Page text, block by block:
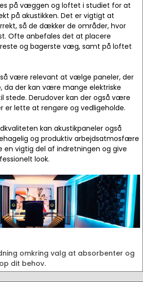
på væggen og loftet i studiet for at
på akustikken. Det er vigtigt at
så de dækker de områder, hvor
Ofte anbefales det at placere
og bagerste væg, samt på loftet
være relevant at vælge paneler, der
der kan være mange elektriske
stede. Derudover kan der også være
er lette at rengøre og vedligeholde.
kan akustikpaneler også
og produktiv arbejdsatmosfære
en vigtig del af indretningen og give
look.
omkring valg at absorbenter og
dit behov.